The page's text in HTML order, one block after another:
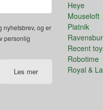
nyhetsbrev, og er
personlig
Les mer
Heye
Mouseloft
Piatnik
Recent
Robotime
Royal &